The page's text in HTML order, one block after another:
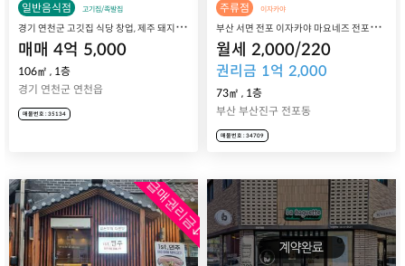
일반음식점 고기집/족발집
경
기 연천군 고깃집 식당 창업, 제주 돼지구이 전문점 제주도치상회 매매 양도양수
매매 4억 5,000
106㎡ , 1층
경기 연천군 연천읍
매물번호 : 35134
주류점 이자카야
부
산 서면 전포 이자카야 마요네즈 전포점 매장 매매 양도
월세 2,000/220
권리금 1억 2,000
73㎡ , 1층
부산 부산진구 전포동
매물번호 : 34709
급매권리금↓